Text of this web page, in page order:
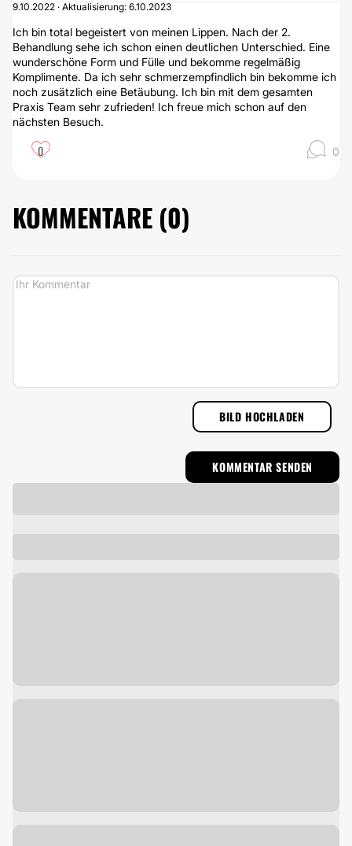
9.10.2022 · Aktualisierung: 6.10.2023
Ich bin total begeistert von meinen Lippen. Nach der 2.
Behandlung sehe ich schon einen deutlichen Unterschied. Eine
wunderschöne Form und Fülle und bekomme regelmäßig
Komplimente. Da ich sehr schmerzempfindlich bin bekomme ich
noch zusätzlich eine Betäubung. Ich bin mit dem gesamten
Praxis Team sehr zufrieden! Ich freue mich schon auf den
nächsten Besuch.
0 0
KOMMENTARE (0)
BILD HOCHLADEN